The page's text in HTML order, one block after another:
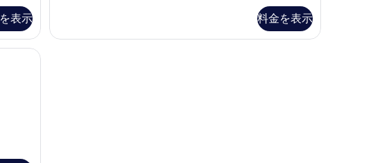
表示
表
料金を表示
ノートパソコン用作業スペース、アイロン / アイロン台